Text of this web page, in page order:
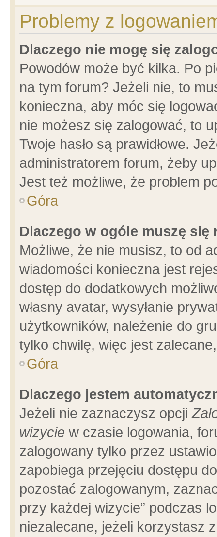
Problemy z
Dlaczego nie mogę się
Powodów może być kilka. Po
na tym forum? Jeżeli nie, to
konieczna, aby móc się
nie możesz się zalogować, to
Twoje hasło są prawidłowe.
administratorem forum, żeby
Jest też możliwe, że problem
Góra
Dlaczego w ogóle muszę się
Możliwe, że nie musisz, to od
wiadomości konieczna jest
dostęp do dodatkowych
własny avatar, wysyłanie
użytkowników, należenie do
tylko chwilę, więc jest
Góra
Dlaczego jestem
Jeżeli nie zaznaczysz opcji
wizycie w czasie logowania,
zalogowany tylko przez
zapobiega przejęciu dostępu
pozostać zalogowanym,
przy każdej wizycie” podczas
niezalecane, jeżeli korzystasz